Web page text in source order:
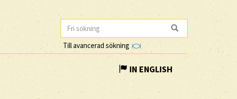
Till avancerad sökning
IN ENGLISH